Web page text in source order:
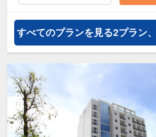
旅行や長期滞在にも最適
※4名時は和洋室のみと
【アクセス】宮古空港よ
分、下地島空港より車で
【チェックイン・アウト
00/11：00
すべてのプランを見る2プラン